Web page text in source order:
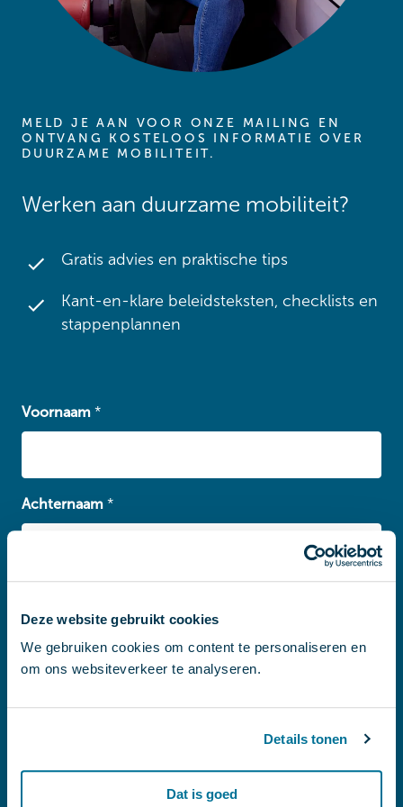
Deze website gebruikt cookies
We gebruiken cookies om content te personaliseren en
om ons websiteverkeer te analyseren.
Details tonen
Dat is goed
MELD JE AAN VOOR ONZE MAILING EN
ONTVANG KOSTELOOS INFORMATIE OVER
DUURZAME MOBILITEIT.
Werken aan duurzame mobiliteit?
Gratis advies en praktische tips
Kant-en-klare beleidsteksten, checklists en
stappenplannen
Voornaam *
Achternaam *
naam@bedrijf.nl
Bedrijf / organisatie
*